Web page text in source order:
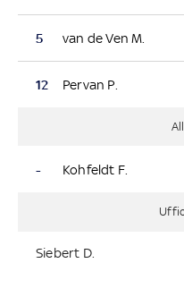
5 van de Ven M.
12 Pervan P.
- Kohfeldt F.
Siebert D.